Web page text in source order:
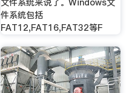
文件系统来说了。Windows文
件系统包括
FAT12,FAT16,FAT32等F